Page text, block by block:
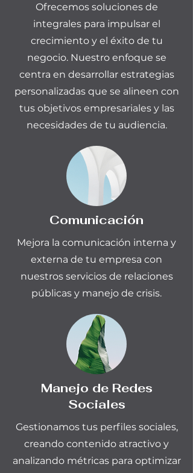
Ofrecemos soluciones de
integrales para impulsar el
crecimiento y el éxito de tu
negocio. Nuestro enfoque se
centra en desarrollar estrategias
personalizadas que se alineen con
tus objetivos empresariales y las
necesidades de tu audiencia.
Comunicación
Mejora la comunicación interna y
externa de tu empresa con
nuestros servicios de relaciones
públicas y manejo de crisis.
Manejo de Redes
Sociales
Gestionamos tus perfiles sociales,
creando contenido atractivo y
analizando métricas para optimizar